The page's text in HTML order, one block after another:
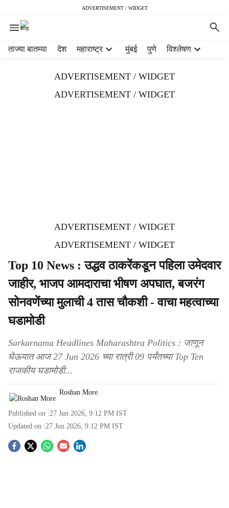
ADVERTISEMENT / WIDGET
ताज्या बातम्या देश महाराष्ट्र मुंबई पुणे विश्लेषण
ADVERTISEMENT / WIDGET
ADVERTISEMENT / WIDGET
ADVERTISEMENT / WIDGET
ADVERTISEMENT / WIDGET
Top 10 News : उद्धव ठाकरेंकडून पहिला उमेदवार
जाहीर, भाजप आमदाराचा भीषण अपघात, बजरंग
सोनवणेंच्या मुलाची 4 तास चौकशी - वाचा महत्वाच्या
घडामोडी
Sarkarnama Headlines Maharashtra Politics : जाणून
घेऊयात आज 27 Jun 2026 च्या रात्री 09 पर्यंतच्या Top Ten
राजकीय घडामोडी...
Roshan More
Published on :27 Jun 2026, 9:12 PM IST
Updated on :27 Jun 2026, 9:12 PM IST
S